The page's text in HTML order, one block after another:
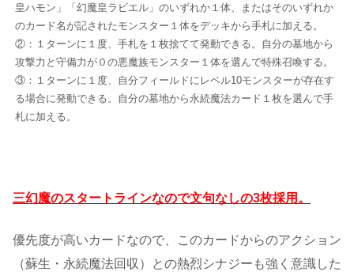
皇ハモン」「幻魔皇ラビエル」のいずれか１体、またはそのいずれか
のカード名が記されたモンスター１体をデッキから手札に加える。
②：１ターンに１度、手札を１枚捨てて発動できる。自分の墓地から
攻撃力と守備力が０の悪魔族モンスター１体を選んで特殊召喚する。
③：１ターンに１度、自分フィールドにレベル10モンスターが存在す
る場合に発動できる。自分の墓地から永続魔法カード１枚を選んで手
札に加える。
三幻魔のスタートラインなので文句なしの3枚採用。
優先度が高いカードなので、このカードからのアクション
（蘇生・永続魔法回収）との熱烈シナジーも強く意識した